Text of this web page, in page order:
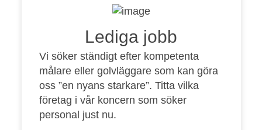
Lediga jobb
Vi söker ständigt efter kompetenta
målare eller golvläggare som kan göra
oss ”en nyans starkare”. Titta vilka
företag i vår koncern som söker
personal just nu.